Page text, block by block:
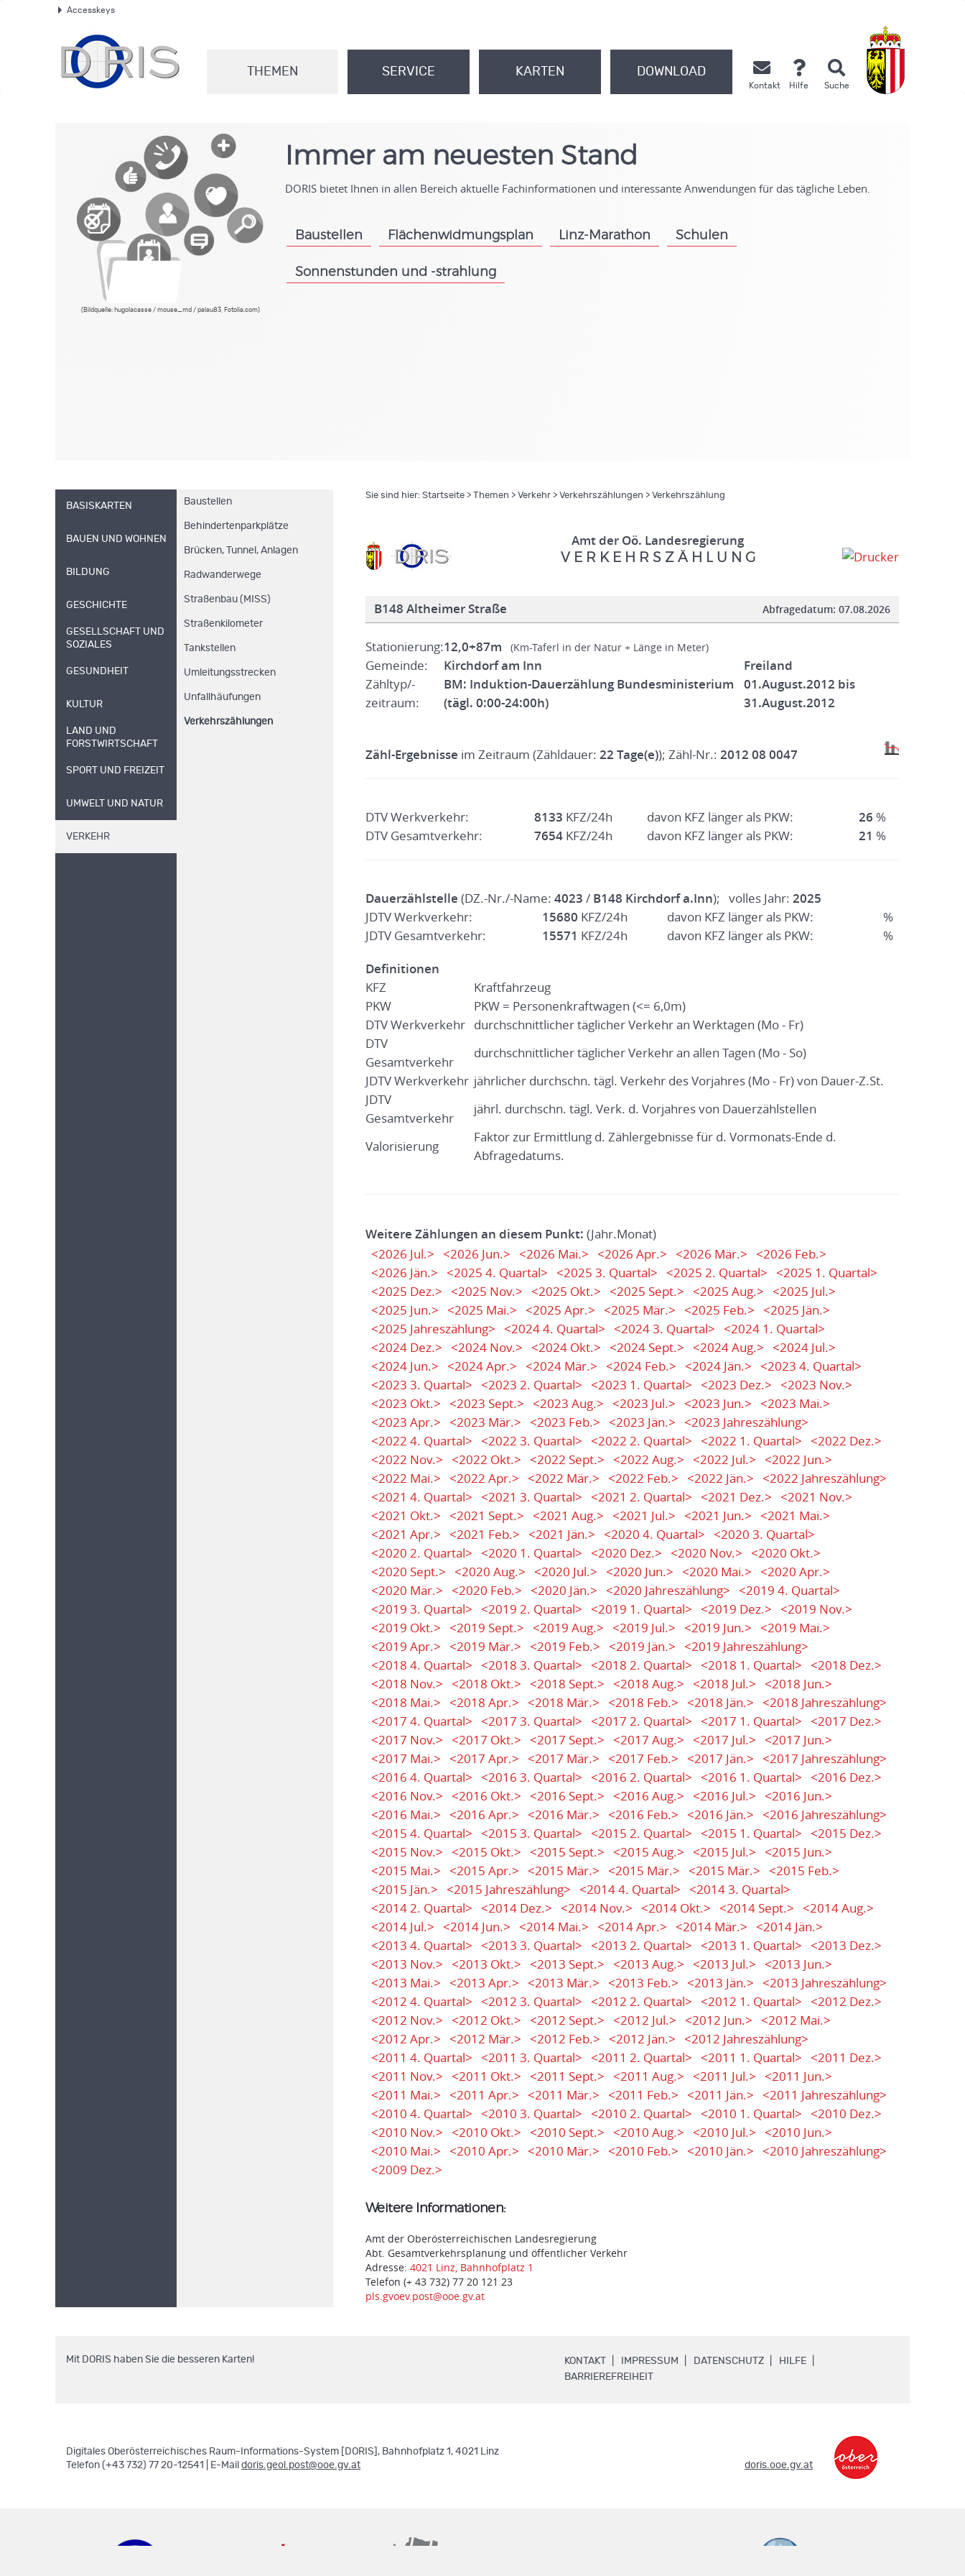
Accesskeys
THEMEN SERVICE KARTEN DOWNLOAD
Kontakt Hilfe Suche
(Bildquelle: hugolacasse / mouse_md / palau83, Fotolia.com)
Immer am neuesten Stand
DORIS bietet Ihnen in allen Bereich aktuelle Fachinformationen und interessante Anwendungen für das tägliche Leben.
Baustellen Flächenwidmungsplan
.
Linz-Marathon Schulen
Sonnenstunden und -strahlung
BASISKARTEN
BAUEN UND WOHNEN
BILDUNG
GESCHICHTE
GESELLSCHAFT UND
SOZIALES
GESUNDHEIT
KULTUR
LAND UND
FORSTWIRTSCHAFT
SPORT UND FREIZEIT
UMWELT UND NATUR
VERKEHR
Baustellen
Behindertenparkplätze
Brücken, Tunnel, Anlagen
Radwanderwege
Straßenbau (MISS)
Straßenkilometer
Tankstellen
Umleitungsstrecken
Unfallhäufungen
Verkehrszählungen
Sie sind hier: Startseite> Themen > Verkehr> Verkehrszählungen > Verkehrszählung
Amt der Oö. Landesregierung
V E R K E H R S Z Ä H L U N G
B148 Altheimer Straße Abfragedatum: 07.08.2026
Stationierung:12,0+87m (Km-Taferl in der Natur + Länge in Meter)
Gemeinde: Kirchdorf am Inn
Freiland
Zähltyp/-
zeitraum:
BM: Induktion-Dauerzählung Bundesministerium
(tägl. 0:00-24:00h)
01.August.2012 bis
31.August.2012
Zähl-Ergebnisse im Zeitraum (Zähldauer: 22 Tage(e)); Zähl-Nr.: 2012 08 0047
DTV Werkverkehr: 8133 KFZ/24h davon KFZ länger als PKW: 26 %
DTV Gesamtverkehr:
7654KFZ/24h davon KFZ länger als PKW: 21 %
Dauerzählstelle (DZ.-Nr./-Name: 4023 / B148 Kirchdorf a.Inn); volles Jahr: 2025
JDTV Werkverkehr:
15680 KFZ/24h davon KFZ länger als PKW:
%
JDTV Gesamtverkehr:
15571 KFZ/24h davon KFZ länger als PKW: %
Definitionen
KFZ
Kraftfahrzeug
PKW
PKW = Personenkraftwagen (<= 6,0m)
DTV Werkverkehr durchschnittlicher täglicher Verkehr an Werktagen (Mo - Fr)
DTV
Gesamtverkehr
durchschnittlicher täglicher Verkehr an allen Tagen (Mo - So)
JDTV Werkverkehr jährlicher durchschn. tägl. Verkehr des Vorjahres (Mo - Fr) von Dauer-Z.St.
JDTV
Gesamtverkehr
jährl. durchschn. tägl. Verk. d. Vorjahres von Dauerzählstellen
Valorisierung
Faktor zur Ermittlung d. Zählergebnisse für d. Vormonats-Ende d.
Abfragedatums.
Weitere Zählungen an diesem Punkt: (Jahr.Monat)
<2026 Jul.>
<2026 Jun.> <2026 Mai.> <2026 Apr.> <2026 Mär.>
<2026 Feb.>
<2026 Jän.>
<2025 4. Quartal> <2025 3. Quartal> <2025 2. Quartal>
<2025 1. Quartal>
<2025 Dez.>
<2025 Nov.> <2025 Okt.> <2025 Sept.> <2025 Aug.>
<2025 Jul.>
<2025 Jun.>
<2025 Mai.> <2025 Apr.> <2025 Mär.> <2025 Feb.>
<2025 Jän.>
<2025 Jahreszählung>
<2024 4. Quartal> <2024 3. Quartal>
<2024 1. Quartal>
<2024 Dez.>
<2024 Nov.> <2024 Okt.> <2024 Sept.> <2024 Aug.>
<2024 Jul.>
<2024 Jun.>
<2024 Apr.> <2024 Mär.> <2024 Feb.> <2024 Jän.>
<2023 4. Quartal>
<2023 3. Quartal>
<2023 2. Quartal> <2023 1. Quartal> <2023 Dez.>
<2023 Nov.>
<2023 Okt.>
<2023 Sept.> <2023 Aug.> <2023 Jul.> <2023 Jun.>
<2023 Mai.>
<2023 Apr.>
<2023 Mär.> <2023 Feb.> <2023 Jän.>
<2023 Jahreszählung>
<2022 4. Quartal>
<2022 3. Quartal> <2022 2. Quartal> <2022 1. Quartal>
<2022 Dez.>
<2022 Nov.>
<2022 Okt.> <2022 Sept.> <2022 Aug.> <2022 Jul.>
<2022 Jun.>
<2022 Mai.>
<2022 Apr.> <2022 Mär.> <2022 Feb.> <2022 Jän.>
<2022 Jahreszählung>
<2021 4. Quartal>
<2021 3. Quartal> <2021 2. Quartal> <2021 Dez.>
<2021 Nov.>
<2021 Okt.>
<2021 Sept.> <2021 Aug.> <2021 Jul.> <2021 Jun.>
<2021 Mai.>
<2021 Apr.>
<2021 Feb.> <2021 Jän.> <2020 4. Quartal>
<2020 3. Quartal>
<2020 2. Quartal>
<2020 1. Quartal> <2020 Dez.> <2020 Nov.>
<2020 Okt.>
<2020 Sept.>
<2020 Aug.> <2020 Jul.> <2020 Jun.> <2020 Mai.>
<2020 Apr.>
<2020 Mär.>
<2020 Feb.> <2020 Jän.> <2020 Jahreszählung>
<2019 4. Quartal>
<2019 3. Quartal>
<2019 2. Quartal> <2019 1. Quartal> <2019 Dez.>
<2019 Nov.>
<2019 Okt.>
<2019 Sept.> <2019 Aug.> <2019 Jul.> <2019 Jun.>
<2019 Mai.>
<2019 Apr.>
<2019 Mär.> <2019 Feb.> <2019 Jän.>
<2019 Jahreszählung>
<2018 4. Quartal>
<2018 3. Quartal> <2018 2. Quartal> <2018 1. Quartal>
<2018 Dez.>
<2018 Nov.>
<2018 Okt.> <2018 Sept.> <2018 Aug.> <2018 Jul.>
<2018 Jun.>
<2018 Mai.>
<2018 Apr.> <2018 Mär.> <2018 Feb.> <2018 Jän.>
<2018 Jahreszählung>
<2017 4. Quartal>
<2017 3. Quartal> <2017 2. Quartal> <2017 1. Quartal>
<2017 Dez.>
<2017 Nov.>
<2017 Okt.> <2017 Sept.> <2017 Aug.> <2017 Jul.>
<2017 Jun.>
<2017 Mai.>
<2017 Apr.> <2017 Mär.> <2017 Feb.> <2017 Jän.>
<2017 Jahreszählung>
<2016 4. Quartal>
<2016 3. Quartal> <2016 2. Quartal> <2016 1. Quartal>
<2016 Dez.>
<2016 Nov.>
<2016 Okt.> <2016 Sept.> <2016 Aug.> <2016 Jul.>
<2016 Jun.>
<2016 Mai.>
<2016 Apr.> <2016 Mär.> <2016 Feb.> <2016 Jän.>
<2016 Jahreszählung>
<2015 4. Quartal>
<2015 3. Quartal> <2015 2. Quartal> <2015 1. Quartal>
<2015 Dez.>
<2015 Nov.>
<2015 Okt.> <2015 Sept.> <2015 Aug.> <2015 Jul.>
<2015 Jun.>
<2015 Mai.>
<2015 Apr.> <2015 Mär.> <2015 Mär.> <2015 Mär.>
<2015 Feb.>
<2015 Jän.>
<2015 Jahreszählung> <2014 4. Quartal>
<2014 3. Quartal>
<2014 2. Quartal>
<2014 Dez.> <2014 Nov.> <2014 Okt.> <2014 Sept.>
<2014 Aug.>
<2014 Jul.>
<2014 Jun.> <2014 Mai.> <2014 Apr.> <2014 Mär.>
<2014 Jän.>
<2013 4. Quartal>
<2013 3. Quartal> <2013 2. Quartal> <2013 1. Quartal>
<2013 Dez.>
<2013 Nov.>
<2013 Okt.> <2013 Sept.> <2013 Aug.> <2013 Jul.>
<2013 Jun.>
<2013 Mai.>
<2013 Apr.> <2013 Mär.> <2013 Feb.> <2013 Jän.>
<2013 Jahreszählung>
<2012 4. Quartal>
<2012 3. Quartal> <2012 2. Quartal> <2012 1. Quartal>
<2012 Dez.>
<2012 Nov.>
<2012 Okt.> <2012 Sept.> <2012 Jul.> <2012 Jun.>
<2012 Mai.>
<2012 Apr.>
<2012 Mär.> <2012 Feb.> <2012 Jän.>
<2012 Jahreszählung>
<2011 4. Quartal>
<2011 3. Quartal> <2011 2. Quartal> <2011 1. Quartal>
<2011 Dez.>
<2011 Nov.>
<2011 Okt.> <2011 Sept.> <2011 Aug.> <2011 Jul.>
<2011 Jun.>
<2011 Mai.>
<2011 Apr.> <2011 Mär.> <2011 Feb.> <2011 Jän.>
<2011 Jahreszählung>
<2010 4. Quartal>
<2010 3. Quartal> <2010 2. Quartal> <2010 1. Quartal>
<2010 Dez.>
<2010 Nov.>
<2010 Okt.> <2010 Sept.> <2010 Aug.> <2010 Jul.>
<2010 Jun.>
<2010 Mai.>
<2010 Apr.> <2010 Mär.> <2010 Feb.> <2010 Jän.>
<2010 Jahreszählung>
<2009 Dez.>
Weitere Informationen:
Amt der Oberösterreichischen Landesregierung
Abt. Gesamtverkehrsplanung und öffentlicher Verkehr
Adresse: 4021 Linz, Bahnhofplatz 1
Telefon (+ 43 732) 77 20 121 23
pls.gvoev.post@ooe.gv.at
KONTAKT IMPRESSUM DATENSCHUTZ HILFE
BARRIEREFREIHEIT .
Mit DORIS haben Sie die besseren Karten!
Digitales Oberösterreichisches Raum-Informations-System [DORIS], Bahnhofplatz 1, 4021 Linz
Telefon (+43 732) 77 20-12541 | E-Mail doris.geol.post@ooe.gv.at doris.ooe.gv.at.